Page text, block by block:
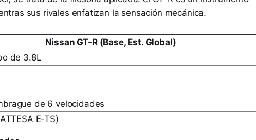
sus rivales enfatizan la sensación mecánica.
Nissan GT-R (Base, Est. Global)
de 3.8L
de 6 velocidades
E-TS)